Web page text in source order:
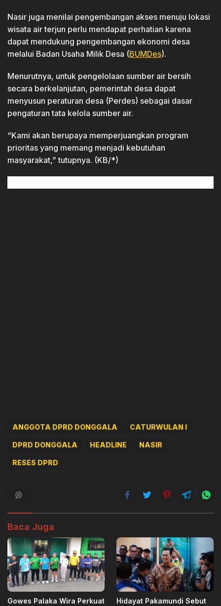
Nasir juga menilai pengembangan akses menuju lokasi
wisata air terjun perlu mendapat perhatian karena
dapat mendukung pengembangan ekonomi desa
melalui Badan Usaha Milik Desa (BUMDes).
Menurutnya, untuk pengelolaan sumber air bersih
secara berkelanjutan, pemerintah desa dapat
menyusun peraturan desa (Perdes) sebagai dasar
pengaturan tata kelola sumber air.
“Kami akan berupaya memperjuangkan program
prioritas yang memang menjadi kebutuhan
masyarakat,” tutupnya. (KB/*)
ANGGOTA DPRD DONGGALA CATURWULAN I
DPRD DONGGALA HEADLINE NASIR
RESES DPRD
Baca Juga
Gowes Palaka Wira Perkuat
Hidayat Pakamundi Sebut